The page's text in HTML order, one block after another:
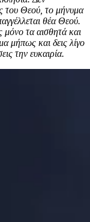
του Θεού, το μήνυμα
θέα Θεού.
μόνο τα αισθητά και
μήπως και δεις λίγο
την ευκαιρία.